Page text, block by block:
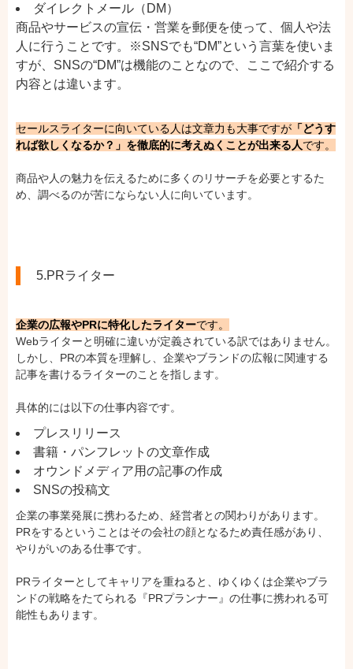
ダイレクトメール（DM）
商品やサービスの宣伝・営業を郵便を使って、個人や法
人に行うことです。※SNSでも“DM”という言葉を使いま
すが、SNSの“DM”は機能のことなので、ここで紹介する
内容とは違います。
セールスライターに向いている人は文章力も大事ですが 「どうす
れば欲しくなるか？」を徹底的に考えぬくことが出来る人です。
商品や人の魅力を伝えるために多くのリサーチを必要とするた
め、調べるのが苦にならない人に向いています。
5.PRライター
企業の広報やPRに特化したライターです。
Webライターと明確に違いが定義されている訳ではありません。
しかし、PRの本質を理解し、企業やブランドの広報に関連する
記事を書けるライターのことを指します。
具体的には以下の仕事内容です。
プレスリリース
書籍・パンフレットの文章作成
オウンドメディア用の記事の作成
SNSの投稿文
企業の事業発展に携わるため、経営者との関わりがあります。
PRをするということはその会社の顔となるため責任感があり、
やりがいのある仕事です。
PRライターとしてキャリアを重ねると、ゆくゆくは企業やブラ
ンドの戦略をたてられる『PRプランナー』の仕事に携われる可
能性もあります。